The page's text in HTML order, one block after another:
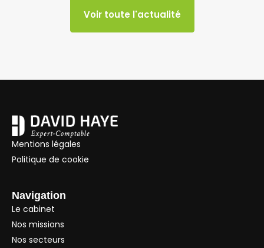
Voir toute l'actualité
Mentions légales
Politique de cookie
Navigation
Le cabinet
Nos missions
Nos secteurs